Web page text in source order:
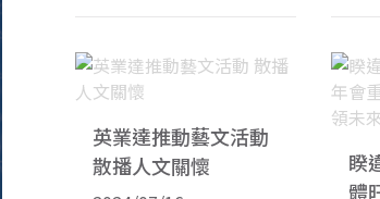
英業達推動藝文活動
散播人文關懷
睽
體